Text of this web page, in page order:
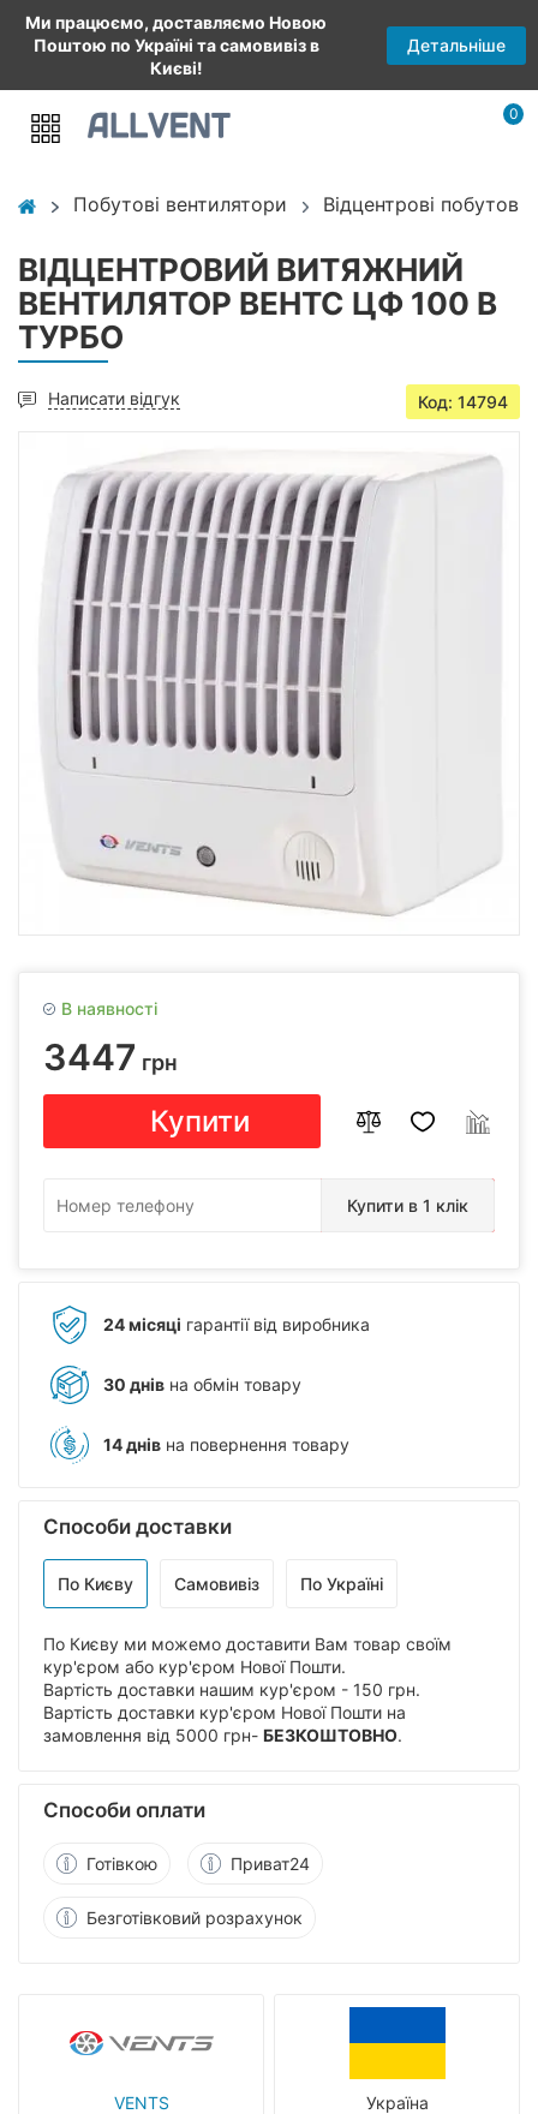
Ми працюємо, доставляємо Новою
Поштою по Україні та самовивіз в
Києві!
Детальніше
0
Побутові вентилятори Відцентрові побутові
ВІДЦЕНТРОВИЙ ВИТЯЖНИЙ
ВЕНТИЛЯТОР ВЕНТС ЦФ 100 В
ТУРБО
Написати відгук Код: 14794
VENTS Україна
В наявності
3447 грн
Купити
Купити в 1 клік
24 місяці гарантії від виробника
30 днів на обмін товару
14 днів на повернення товару
Способи доставки
По Києву Самовивіз По Україні
По Києву ми можемо доставити Вам товар своїм
кур'єром або кур'єром Нової Пошти.
Вартість доставки нашим кур'єром - 150 грн.
Вартість доставки кур'єром Нової Пошти на
замовлення від 5000 грн- БЕЗКОШТОВНО.
Способи оплати
Готівкою Приват24
Безготівковий розрахунок